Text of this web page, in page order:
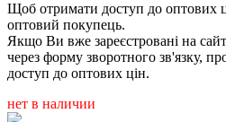
Щоб отримати доступ до оптових
оптовий покупець.
Якщо Ви вже зареєстровані на
через форму зворотного зв'язку,
доступ до оптових цін.
нет в наличии